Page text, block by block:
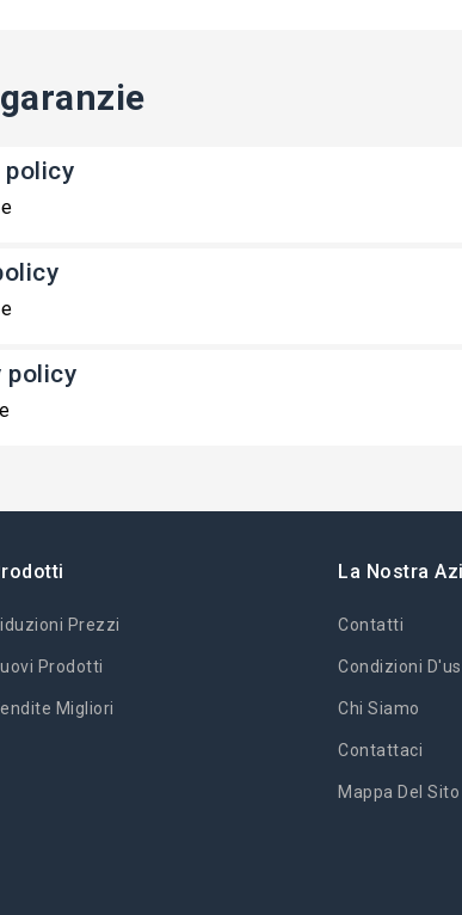
policy
policy
Prezzi
Prodotti
Migliori
La Nostra
Contatti
Condizioni
Chi Siamo
Contattaci
Mappa Del Sito